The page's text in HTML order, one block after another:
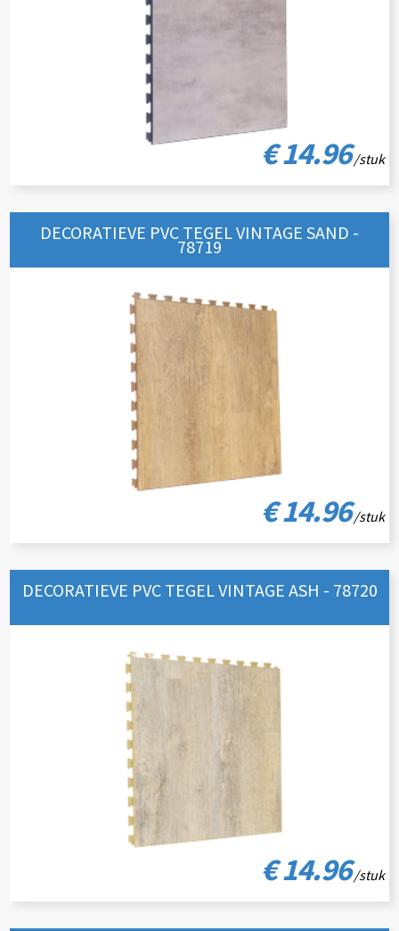
€ 14.96/stuk
DECORATIEVE PVC TEGEL VINTAGE SAND -
78719
€ 14.96/stuk
DECORATIEVE PVC TEGEL VINTAGE ASH - 78720
€ 14.96/stuk